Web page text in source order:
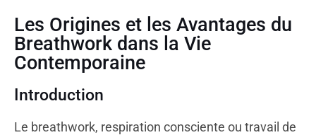
Les Origines et les Avantages du
Breathwork dans la Vie
Contemporaine
Introduction
Le breathwork, respiration consciente ou travail de